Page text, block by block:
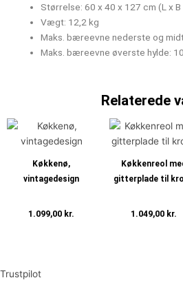
Størrelse: 60 x 40 x 127 cm (L x B
Vægt: 12,2 kg
Maks. bæreevne nederste og
Maks. bæreevne øverste hylde:
Relaterede
Køkkenø,
vintagedesign
1.099,00 kr.
Køkkenreol
gitterplade til
1.049,00 kr.
Trustpilot